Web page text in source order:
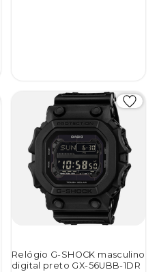
Relógio G-SHOCK masculino
digital preto GX-56UBB-1DR